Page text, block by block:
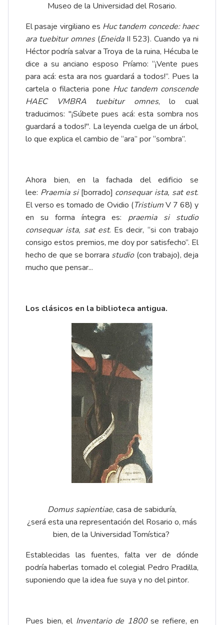
Museo de la Universidad del Rosario.
El pasaje virgiliano es Huc tandem concede: haec
ara tuebitur omnes(EneidaII 523). Cuando ya ni
Héctor podría salvar a Troya de la ruina, Hécuba le
dice a su anciano esposo Príamo: “¡Vente pues
para acá: esta ara nos guardará a todos!”. Pues la
cartela o filacteria pone Huc tandem conscende
HAEC VMBRA tuebitur omnes, lo cual
traducimos: "¡Súbete pues acá: esta sombra nos
guardará a todos!". La leyenda cuelga de un árbol,
lo que explica el cambio de “ara” por “sombra”.
Ahora bien, en la fachada del edificio se
lee: Praemia si[borrado] consequar ista, sat est.
El verso es tomado de Ovidio (TristiumV 7 68) y
en su forma íntegra es: praemia si studio
consequar ista, sat est. Es decir, “si con trabajo
consigo estos premios, me doy por satisfecho”. El
hecho de que se borrara studio(con trabajo), deja
mucho que pensar...
Los clásicos en la biblioteca antigua.
Domus sapientiae, casa de sabiduría,
¿será esta una representación del Rosario o, más
bien, de la Universidad Tomística?
Establecidas las fuentes, falta ver de dónde
podría haberlas tomado el colegial Pedro Pradilla,
suponiendo que la idea fue suya y no del pintor.
Pues bien, el Inventario de 1800se refiere, en